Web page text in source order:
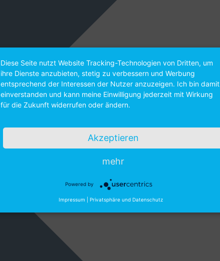
Diese Seite nutzt Website Tracking-Technologien von Dritten, um
ihre Dienste anzubieten, stetig zu verbessern und Werbung
entsprechend der Interessen der Nutzer anzuzeigen. Ich bin damit
einverstanden und kann meine Einwilligung jederzeit mit Wirkung
für die Zukunft widerrufen oder ändern.
Akzeptieren
mehr
Powered by
Impressum Privatsphäre und Datenschutz